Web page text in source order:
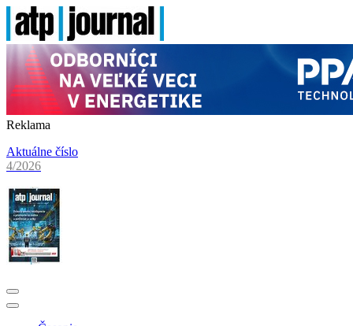
Reklama
Aktuálne číslo
4/2026